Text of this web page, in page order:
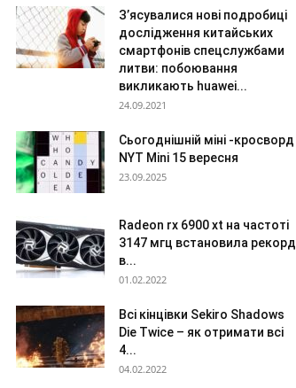
З’ясувалися нові подробиці
дослідження китайських
смартфонів спецслужбами
литви: побоювання
викликають huawei...
24.09.2021
Сьогоднішній міні -кросворд
NYT Mini 15 вересня
23.09.2025
Radeon rx 6900 xt на частоті
3147 мгц встановила рекорд
в...
01.02.2022
Всі кінцівки Sekiro Shadows
Die Twice – як отримати всі
4...
04.02.2022